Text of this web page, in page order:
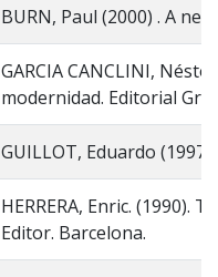
BURN, Paul (2000) . A
GARCIA CANCLINI,
modernidad. Editorial
GUILLOT, Eduardo
HERRERA, Enric. (1990).
Editor. Barcelona.